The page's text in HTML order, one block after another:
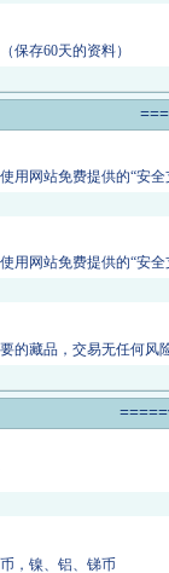
保存60天的资料）
用网站免费提供的“安全
用网站免费提供的“安全
的藏品，交易无任何风
，镍、铝、锑币